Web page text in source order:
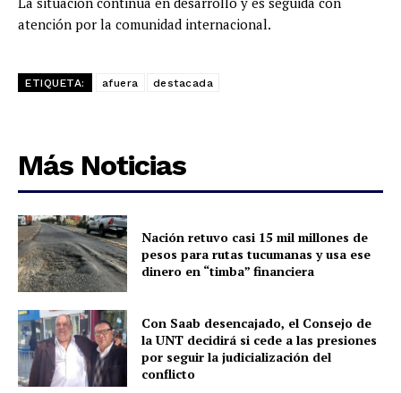
atención por la comunidad internacional.
ETIQUETA: afuera destacada
Más Noticias
Nación retuvo casi 15 mil millones de
pesos para rutas tucumanas y usa ese
dinero en “timba” financiera
Con Saab desencajado, el Consejo de
la UNT decidirá si cede a las presiones
por seguir la judicialización del
conflicto